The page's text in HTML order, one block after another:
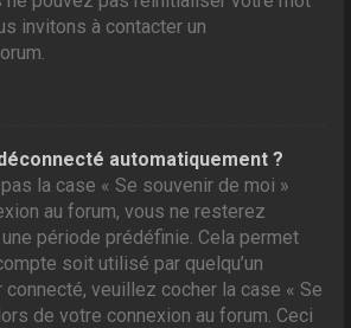
invitons à contacter un
automatiquement ?
la case « Se souvenir de moi »
au forum, vous ne resterez
période prédéfinie. Cela permet
soit utilisé par quelqu’un
connecté, veuillez cocher la case « Se
de votre connexion au forum. Ceci